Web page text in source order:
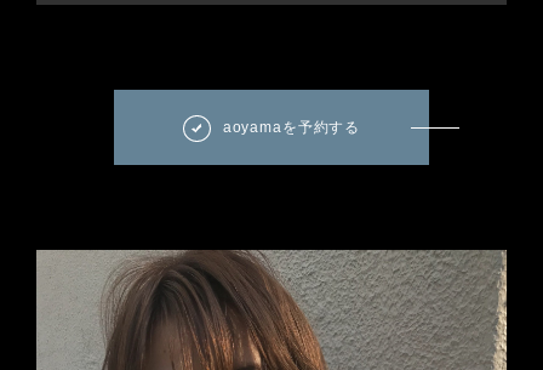
aoyamaを予約する